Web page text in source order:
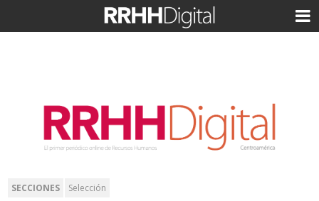
SECCIONES Selección